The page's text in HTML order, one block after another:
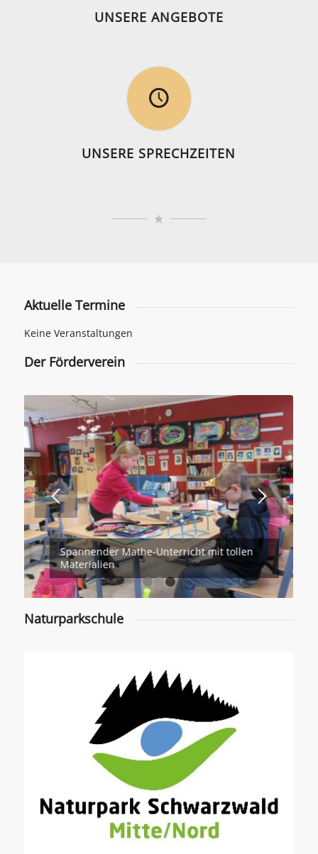
UNSERE ANGEBOTE
UNSERE SPRECHZEITEN
Aktuelle Termine
Keine Veranstaltungen
Der Förderverein
Die stolzen Sieger beim Känguru-
Wettbewerb
1 2 3
Naturparkschule